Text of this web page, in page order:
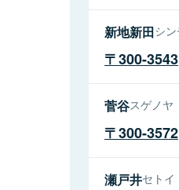
新地新田シ
300-3543
菅谷スゲノヤ
300-3572
瀬戸井セトイ